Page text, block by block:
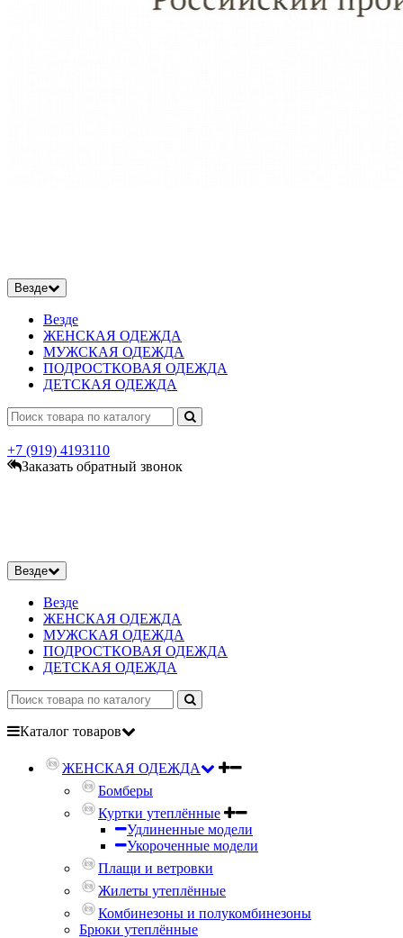
Везде
Везде
ЖЕНСКАЯ ОДЕЖДА
МУЖСКАЯ ОДЕЖДА
ПОДРОСТКОВАЯ ОДЕЖДА
ДЕТСКАЯ ОДЕЖДА
+7 (919) 4193110
Заказать обратный звонок
Везде
Везде
ЖЕНСКАЯ ОДЕЖДА
МУЖСКАЯ ОДЕЖДА
ПОДРОСТКОВАЯ ОДЕЖДА
ДЕТСКАЯ ОДЕЖДА
Каталог товаров
ЖЕНСКАЯ ОДЕЖДА
Бомберы
Куртки утеплённые
Удлиненные модели
Укороченные модели
Плащи и ветровки
Жилеты утеплённые
Комбинезоны и полукомбинезоны
Брюки утеплённые